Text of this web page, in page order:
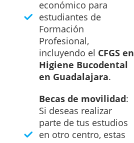
económico para
estudiantes de
Formación
Profesional,
incluyendo el CFGS en
Higiene Bucodental
en Guadalajara.
Becas de movilidad:
Si deseas realizar
parte de tus estudios
en otro centro, estas